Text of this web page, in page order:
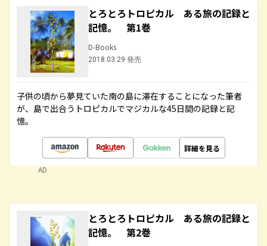
とろとろトロピカル ある旅の記録と
記憶。 第1巻
D-Books
2018.03.29 発売
子供の頃から夢見ていた南の島に滞在することになった筆者
が、島で出合うトロピカルでマジカルな45日間の記録と記
憶。
詳細を見る
AD
とろとろトロピカル ある旅の記録と
記憶。 第2巻